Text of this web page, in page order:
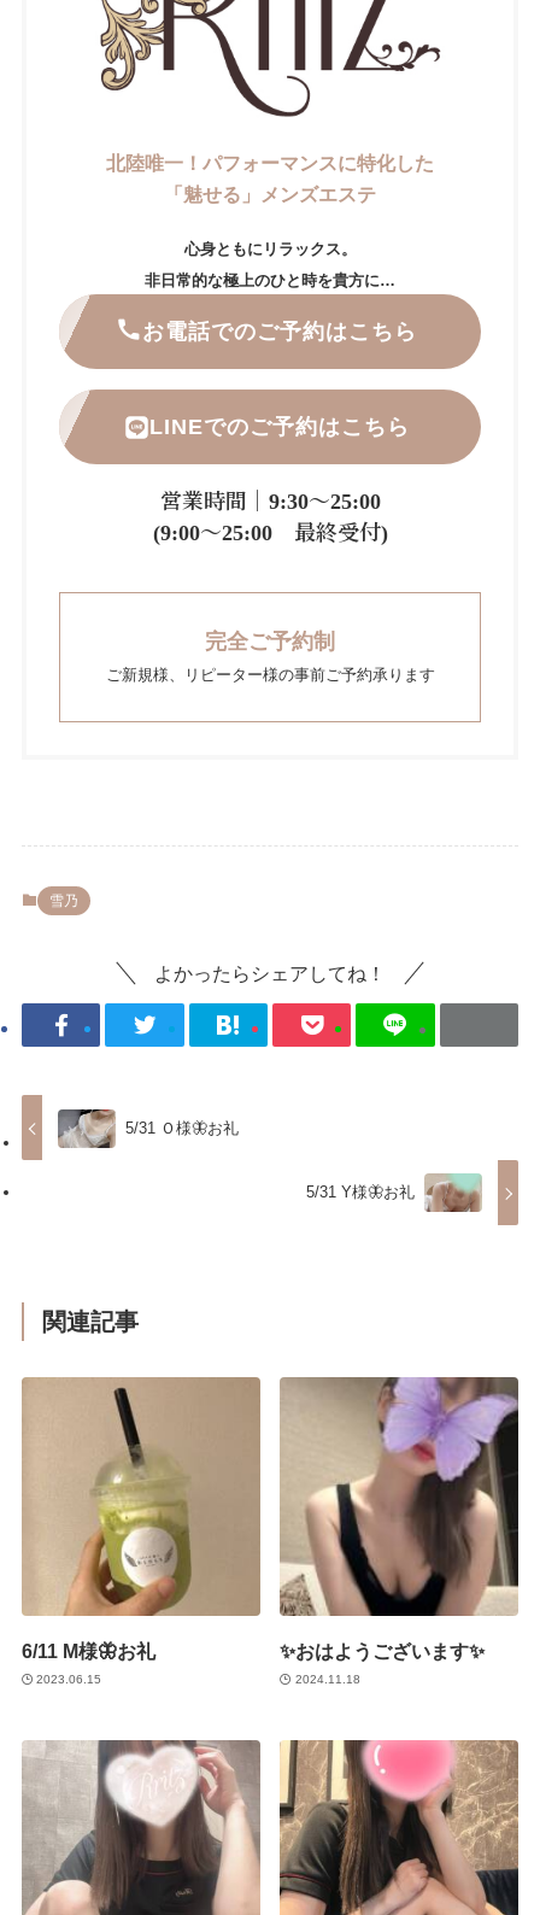
北陸唯一！パフォーマンスに特化した
「魅せる」メンズエステ
心身ともにリラックス。
非日常的な極上のひと時を貴方に…
お電話でのご予約はこちら
LINEでのご予約はこちら
営業時間｜9:30～25:00
(9:00～25:00 最終受付)
完全ご予約制
ご新規様、リピーター様の事前ご予約承ります
雪乃
よかったらシェアしてね！
5/31 Ｏ様🦋お礼
5/31 Y様🦋お礼
関連記事
6/11 M様🦋お礼
2023.06.15
✨おはようございます✨
2024.11.18